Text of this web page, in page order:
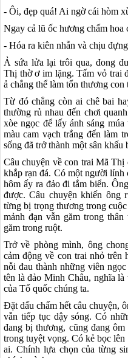
- Ôi, đẹp quá! Ai ngờ cái hòm
Ngay cả lũ ốc hương chấm hoa
- Hóa ra kiên nhẫn và chịu
Ả sứa lửa lại trôi qua, đong
Thị thờ ơ im lặng. Tấm vỏ trai
ả chẳng thể làm tổn thương con
Từ đó chẳng còn ai chê bai
thường rủ nhau đến chơi
xòe ngọc để lấy ánh sáng
màu cam vạch trắng đến làm
sống đã trở thành một sân
Câu chuyện về con trai Mã
khắp rạn đá. Có một người
hôm ấy ra đảo đi tắm biển.
được. Câu chuyện khiến ông
từng bị trọng thương trong
mảnh đạn vẫn găm trong
găm trong ruột.
Trở về phòng mình, ông
cảm động về con trai nhỏ trên
nỗi đau thành những viên
tên là đảo Minh Châu, nghĩa là
của Tổ quốc chúng ta.
Đặt dấu chấm hết câu chuyện,
vẫn tiếp tục dậy sóng. Có
đang bị thương, cũng đang
trong tuyệt vọng. Có kẻ bọc
ai. Chính lựa chọn của từng